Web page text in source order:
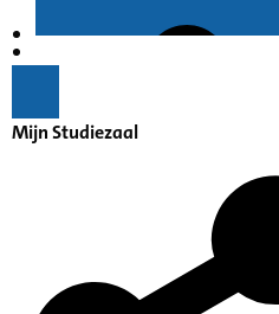
Mijn Studiezaal